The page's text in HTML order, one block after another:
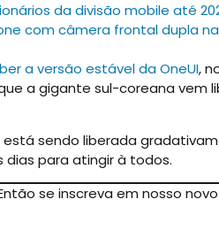
da divisão mobile até
com câmera frontal dupla
a versão estável da OneUI,
a gigante sul-coreana vem
sendo liberada
dias para atingir à todos.
se inscreva em nosso novo